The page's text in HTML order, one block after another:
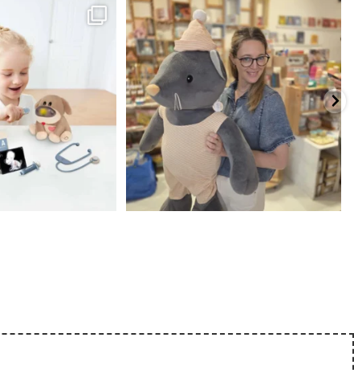
7 0
כשפתחתי את החנות חלמתי ליצור מקום שהייתי
שמחה
39 16